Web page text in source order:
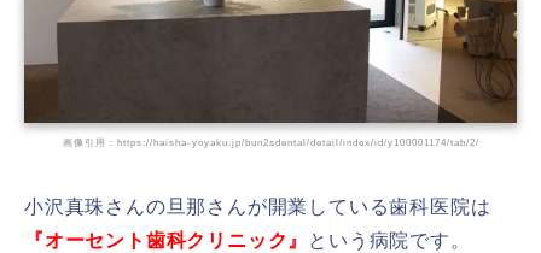
画像引用：https://haisha-yoyaku.jp/bun2sdental/detail/index/id/y100001174/tab/2/
小沢真珠さんの旦那さんが開業している歯科医院は
『オーセント歯科クリニック』
という病院です。